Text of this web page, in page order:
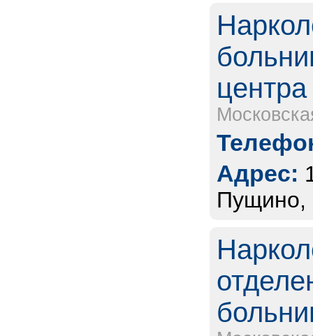
Адрес:
Пущино,